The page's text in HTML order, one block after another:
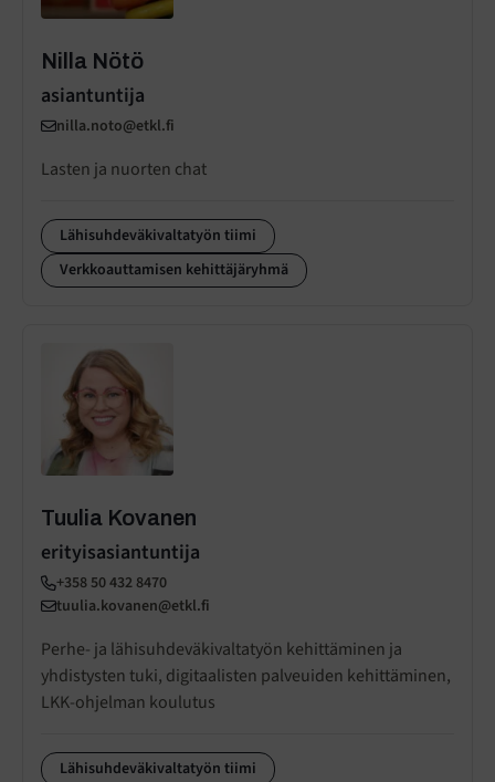
Nilla Nötö
asiantuntija
nilla.noto@etkl.fi
Lasten ja nuorten chat
Lähisuhdeväkivaltatyön tiimi
Verkkoauttamisen kehittäjäryhmä
Tuulia Kovanen
erityisasiantuntija
+358 50 432 8470
tuulia.kovanen@etkl.fi
Perhe- ja lähisuhdeväkivaltatyön kehittäminen ja
yhdistysten tuki, digitaalisten palveuiden kehittäminen,
LKK-ohjelman koulutus
Lähisuhdeväkivaltatyön tiimi